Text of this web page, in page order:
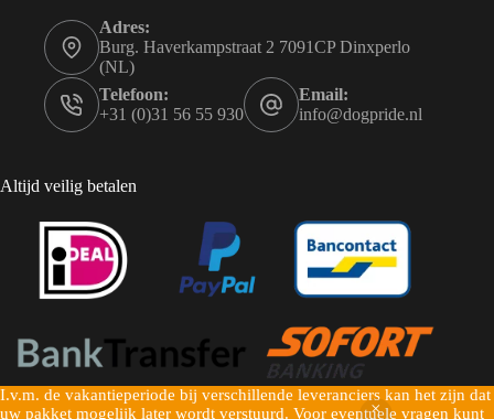
I.v.m. de vakantieperiode bij verschillende leveranciers kan het zijn dat
uw pakket mogelijk later wordt verstuurd. Voor eventuele vragen kunt
Adres:
Burg. Haverkampstraat 2 7091CP Dinxperlo
(NL)
Telefoon:
+31 (0)31 56 55 930
Email:
info@dogpride.nl
Altijd veilig betalen
Copyright © 2026 Dogpride NL - Mogelijk gemaakt door